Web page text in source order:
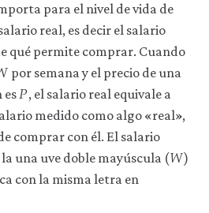
para el nivel de vida de
real, es decir el salario
qué permite comprar. Cuando
por semana y el precio de una
es𝑃
P , el salario real equivale a
medido como algo «real»,
comprar con él. El salario
una uve doble mayúscula (𝑊
W)
con la misma letra en